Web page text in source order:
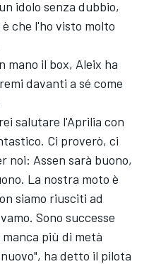
idolo senza dubbio,
che l'ho visto molto
mano il box, Aleix ha
davanti a sé come
salutare l'Aprilia con
Ci proverò, ci
Assen sarà buono,
La nostra moto è
siamo riusciti ad
Sono successe
più di metà
ha detto il pilota